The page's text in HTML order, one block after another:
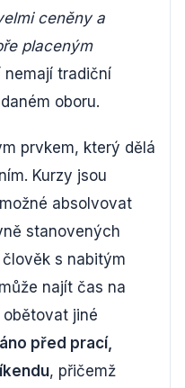
ceněny a
placeným
tradiční
oboru.
prvkem, který dělá
Kurzy jsou
absolvovat
stanovených
s nabitým
najít čas na
jiné
před prací,
, přičemž